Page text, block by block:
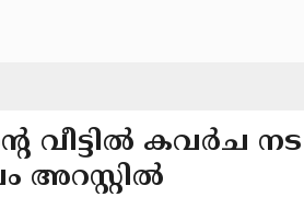
വീട്ടില്‍ കവര്‍ച നട
അറസ്റ്റില്‍